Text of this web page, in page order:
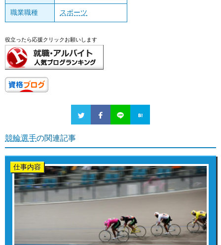
職業職種 スポーツ
役立ったら応援クリックお願いします
競輪選手の関連記事
仕事内容